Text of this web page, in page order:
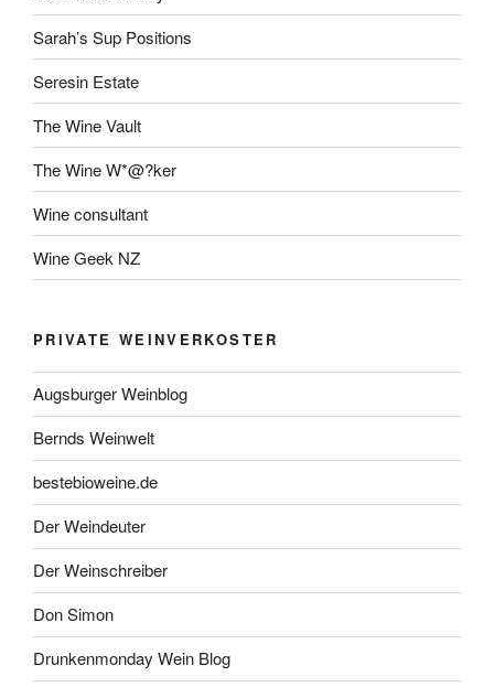
Sarah’s Sup Positions
Seresin Estate
The Wine Vault
The Wine W*@?ker
Wine consultant
Wine Geek NZ
PRIVATE WEINVERKOSTER
Augsburger Weinblog
Bernds Weinwelt
bestebioweine.de
Der Weindeuter
Der Weinschreiber
Don Simon
Drunkenmonday Wein Blog